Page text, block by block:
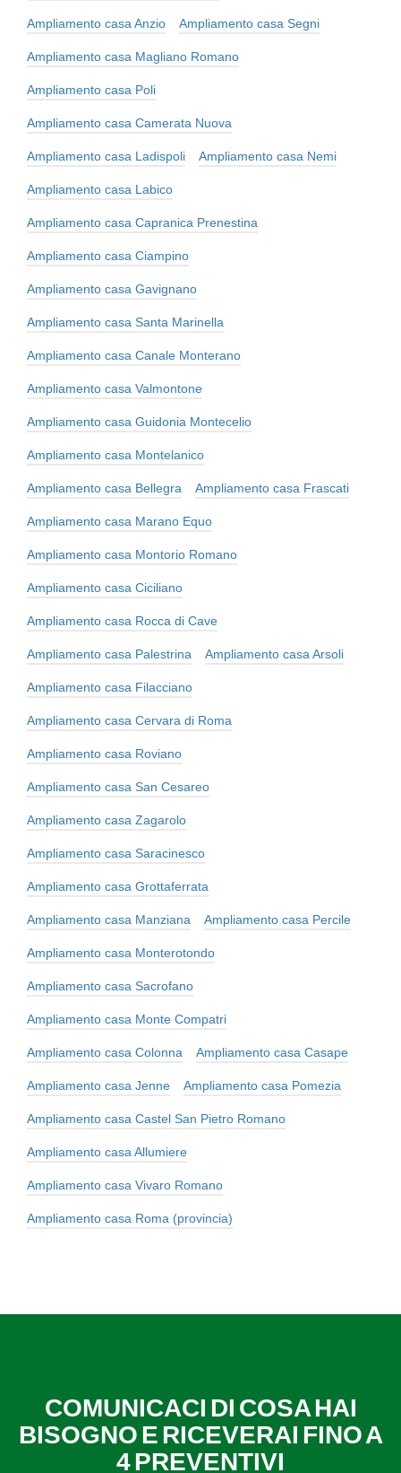
Ampliamento casa Anzio Ampliamento casa Segni
Ampliamento casa Magliano Romano
Ampliamento casa Poli
Ampliamento casa Camerata Nuova
Ampliamento casa Ladispoli Ampliamento casa Nemi
Ampliamento casa Labico
Ampliamento casa Capranica Prenestina
Ampliamento casa Ciampino
Ampliamento casa Gavignano
Ampliamento casa Santa Marinella
Ampliamento casa Canale Monterano
Ampliamento casa Valmontone
Ampliamento casa Guidonia Montecelio
Ampliamento casa Montelanico
Ampliamento casa Bellegra Ampliamento casa Frascati
Ampliamento casa Marano Equo
Ampliamento casa Montorio Romano
Ampliamento casa Ciciliano
Ampliamento casa Rocca di Cave
Ampliamento casa Palestrina Ampliamento casa Arsoli
Ampliamento casa Filacciano
Ampliamento casa Cervara di Roma
Ampliamento casa Roviano
Ampliamento casa San Cesareo
Ampliamento casa Zagarolo
Ampliamento casa Saracinesco
Ampliamento casa Grottaferrata
Ampliamento casa Manziana Ampliamento casa Percile
Ampliamento casa Monterotondo
Ampliamento casa Sacrofano
Ampliamento casa Monte Compatri
Ampliamento casa Colonna Ampliamento casa Casape
Ampliamento casa Jenne Ampliamento casa Pomezia
Ampliamento casa Castel San Pietro Romano
Ampliamento casa Allumiere
Ampliamento casa Vivaro Romano
Ampliamento casa Roma (provincia)
COMUNICACI DI COSA HAI
BISOGNO E RICEVERAI FINO A
4 PREVENTIVI